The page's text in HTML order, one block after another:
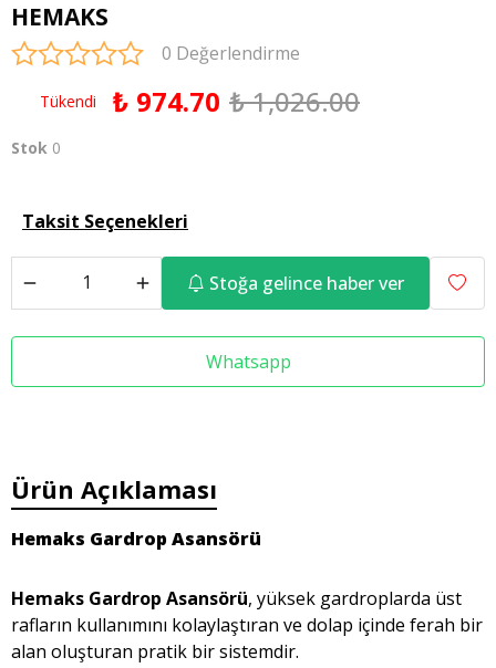
HEMAKS
0 Değerlendirme
Tükendi ₺ 974.70 ₺ 1,026.00
Stok 0
Taksit Seçenekleri
Stoğa gelince haber ver
Whatsapp
Ürün Açıklaması
Hemaks Gardrop Asansörü
Hemaks Gardrop Asansörü, yüksek gardroplarda üst
rafların kullanımını kolaylaştıran ve dolap içinde ferah bir
alan oluşturan pratik bir sistemdir.